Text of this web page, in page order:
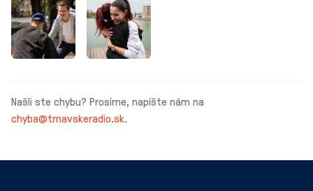
Našli ste chybu? Prosíme, napíšte nám na
chyba@trnavskeradio.sk.